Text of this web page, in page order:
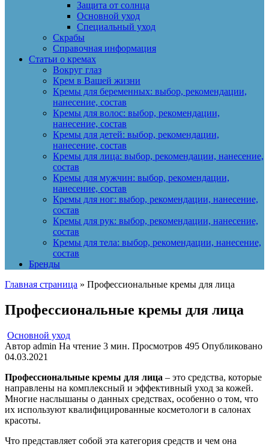
Защита от солнца
Основной уход
Специальный уход
Скрабы
Справочная информация
Статьи о кремах
Вокруг глаз
Крем в Вашей жизни
Кремы для беременных: выбор, рекомендации,
нанесение, состав
Кремы для волос: выбор, рекомендации,
нанесение, состав
Кремы для детей: выбор, рекомендации,
нанесение, состав
Кремы для лица: выбор, рекомендации, нанесение,
состав
Кремы для мужчин: выбор, рекомендации,
нанесение, состав
Кремы для ног: выбор, рекомендации, нанесение,
состав
Кремы для рук: выбор, рекомендации, нанесение,
состав
Кремы для тела: выбор, рекомендации, нанесение,
состав
Бренды
Главная страница » Профессиональные кремы для лица
Профессиональные кремы для лица
Основной уход
Автор admin На чтение 3 мин. Просмотров 495 Опубликовано
04.03.2021
Профессиональные кремы для лица – это средства, которые
направлены на комплексный и эффективный уход за кожей.
Многие наслышаны о данных средствах, особенно о том, что
их используют квалифицированные косметологи в салонах
красоты.
Что представляет собой эта категория средств и чем она